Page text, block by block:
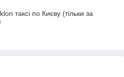
таксі по Києву (тільки за